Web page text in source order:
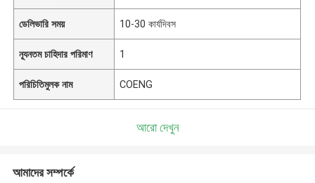
ডেলিভারি সময় 10-30 কার্যদিবস
ন্যূনতম চাহিদার পরিমাণ 1
পরিচিতিমুলক নাম COENG
আরো দেখুন
আমাদের সম্পর্কে